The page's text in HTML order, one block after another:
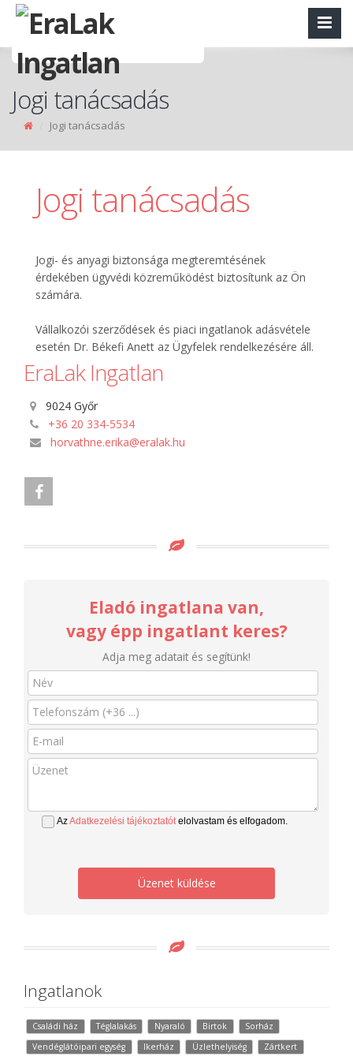
Jogi tanácsadás
Jogi tanácsadás
Jogi tanácsadás
Jogi- és anyagi biztonsága megteremtésének
érdekében ügyvédi közreműködést biztosítunk az Ön
számára.
Vállalkozói szerződések és piaci ingatlanok adásvétele
esetén Dr. Békefi Anett az Ügyfelek rendelkezésére áll.
EraLak Ingatlan
9024 Győr
+36 20 334-5534
horvathne.erika@eralak.hu
Eladó ingatlana van,
vagy épp ingatlant keres?
Adja meg adatait és segítünk!
AzAdatkezelési tájékoztatótelolvastam és elfogadom.
Üzenet küldése
Ingatlanok
Családi ház Téglalakás Nyaraló Birtok
Sorház
Vendéglátóipari egység
Ikerház Üzlethelyiség
Zártkert